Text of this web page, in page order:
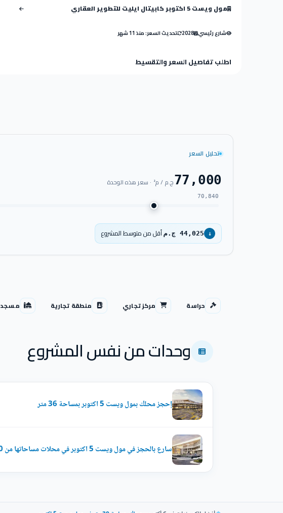
مول ويست 5 اكتوبر كابيتال ايليت للتطوير العقاري
شارع رئيسي 2028 تحديث السعر: منذ 11 شهر
اطلب تفاصيل السعر والتقسيط
تحليل السعر
77,000ج.م / م² · سعر هذه الوحدة
70,840
↓ 44,025 ج.م أقل من متوسط المشروع
حراسة مركز تجاري منطقة تجارية مسجد
وحدات من نفس المشروع
إحجز محلك بمول ويست 5 اكتوبر بمساحة 36 متر
سارع بالحجز في مول ويست 5 اكتوبر في محلات مساحاتها من 50 متراً